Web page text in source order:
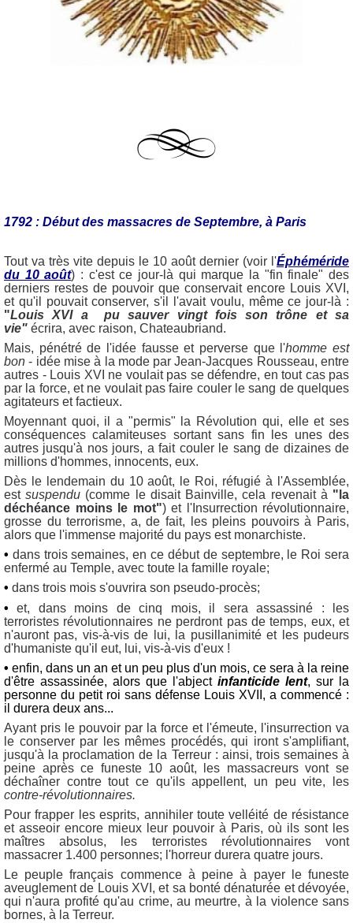
1792 : Début des massacres de Septembre, à Paris
Tout va très vite depuis le 10 août dernier (voir l'Éphéméride
du 10 août) : c'est ce jour-là qui marque la "fin finale" des
derniers restes de pouvoir que conservait encore Louis XVI,
et qu'il pouvait conserver, s'il l'avait voulu, même ce jour-là :
"Louis XVI a pu sauver vingt fois son trône et sa
vie" écrira, avec raison, Chateaubriand.
Mais, pénétré de l'idée fausse et perverse que l'homme est
bon - idée mise à la mode par Jean-Jacques Rousseau, entre
autres - Louis XVI ne voulait pas se défendre, en tout cas pas
par la force, et ne voulait pas faire couler le sang de quelques
agitateurs et factieux.
Moyennant quoi, il a "permis" la Révolution qui, elle et ses
conséquences calamiteuses sortant sans fin les unes des
autres jusqu'à nos jours, a fait couler le sang de dizaines de
millions d'hommes, innocents, eux.
Dès le lendemain du 10 août, le Roi, réfugié à l'Assemblée,
estsuspendu (comme le disait Bainville, cela revenait à "la
déchéance moins le mot") et l'Insurrection révolutionnaire,
grosse du terrorisme, a, de fait, les pleins pouvoirs à Paris,
alors que l'immense majorité du pays est monarchiste.
• dans trois semaines, en ce début de septembre, le Roi sera
enfermé au Temple, avec toute la famille royale;
• dans trois mois s'ouvrira son pseudo-procès;
•
et, dans moins de cinq mois, il sera assassiné : les
terroristes révolutionnaires ne perdront pas de temps, eux, et
n'auront pas, vis-à-vis de lui, la pusillanimité et les pudeurs
d'humaniste qu'il eut, lui, vis-à-vis d'eux !
• enfin, dans un an et un peu plus d'un mois, ce sera à la reine
d'être assassinée, alors que l'abjectinfanticide lent, sur la
personne du petit roi sans défense Louis XVII, a commencé :
il durera deux ans...
Ayant pris le pouvoir par la force et l'émeute, l'insurrection va
le conserver par les mêmes procédés, qui iront s'amplifiant,
jusqu'à la proclamation de la Terreur : ainsi, trois semaines à
peine après ce funeste 10 août, les massacreurs vont se
déchaîner contre tout ce qu'ils appellent, un peu vite, les
contre-révolutionnaires.
Pour frapper les esprits, annihiler toute velléité de résistance
et asseoir encore mieux leur pouvoir à Paris, où ils sont les
maîtres absolus, les terroristes révolutionnaires vont
massacrer 1.400 personnes; l'horreur durera quatre jours.
Le peuple français commence à peine à payer le funeste
aveuglement de Louis XVI, et sa bonté dénaturée et dévoyée,
qui n'aura profité qu'au crime, au meurtre, à la violence sans
bornes, à la Terreur.